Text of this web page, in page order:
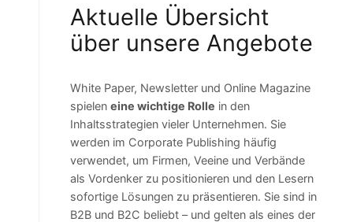
Aktuelle Übersicht
über unsere Angebote
White Paper, Newsletter und Online Magazine
spielen eine wichtige Rolle in den
Inhaltsstrategien vieler Unternehmen. Sie
werden im Corporate Publishing häufig
verwendet, um Firmen, Veeine und Verbände
als Vordenker zu positionieren und den Lesern
sofortige Lösungen zu präsentieren. Sie sind in
B2B und B2C beliebt – und gelten als eines der